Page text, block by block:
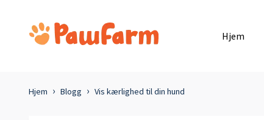
Hjem
Hjem Blogg Vis kærlighed til din hund